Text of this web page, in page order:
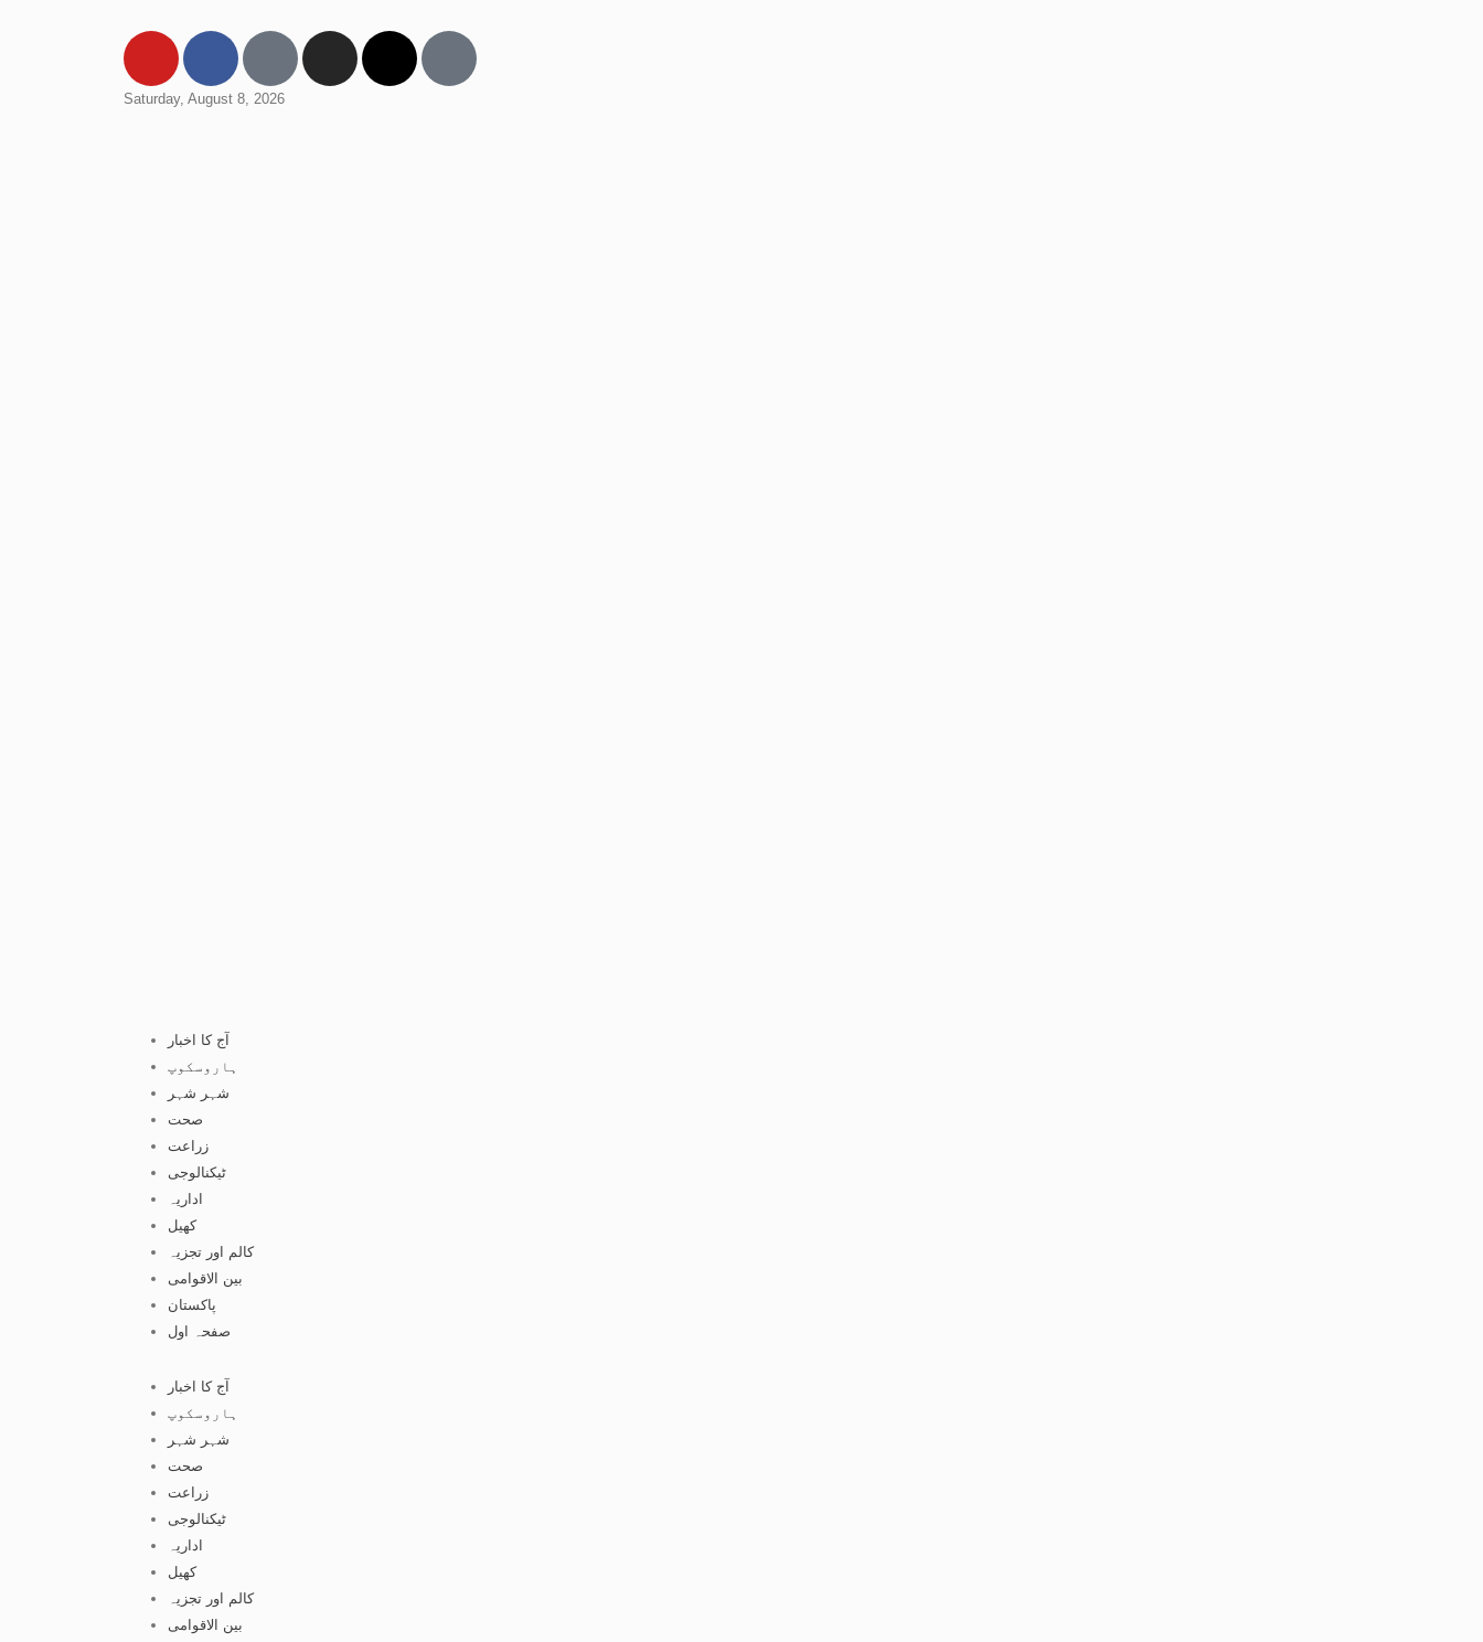
Saturday, August 8, 2026
آج کا اخبار
ہاروسکوپ
شہر شہر
صحت
زراعت
ٹیکنالوجی
اداریہ
کھیل
کالم اور تجزیہ
بین الاقوامی
پاکستان
صفحہ اول
آج کا اخبار
ہاروسکوپ
شہر شہر
صحت
زراعت
ٹیکنالوجی
اداریہ
کھیل
کالم اور تجزیہ
بین الاقوامی